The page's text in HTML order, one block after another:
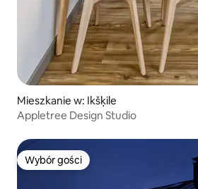
Mieszkanie w: Ikšķile
Appletree Design Studio
Wybór gości
Wybór gości